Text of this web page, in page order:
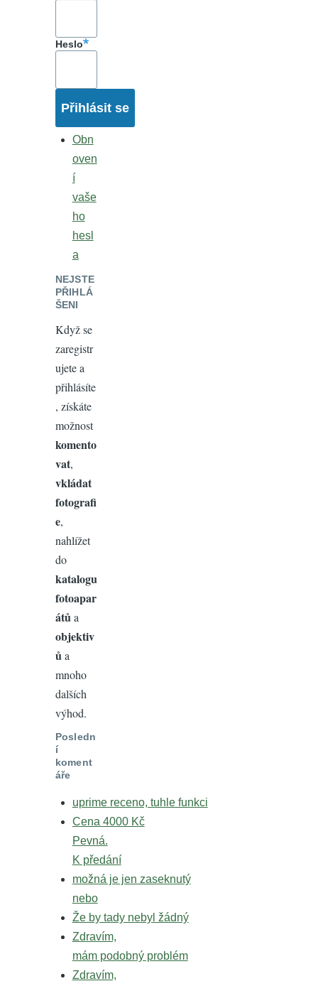
Heslo
Obn
oven
í
vaše
ho
hesl
a
NEJSTE
PŘIHLÁ
ŠENI
Když se
zaregistr
ujete a
přihlásíte
, získáte
možnost
komento
vat,
vkládat
fotografi
e,
nahlížet
do
katalogu
fotoapar
átů a
objektiv
ů a
mnoho
dalších
výhod.
Posledn
í
koment
áře
uprime receno, tuhle funkci
Cena 4000 Kč
Pevná.
K předání
možná je jen zaseknutý
nebo
Že by tady nebyl žádný
Zdravím,
mám podobný problém
Zdravím,